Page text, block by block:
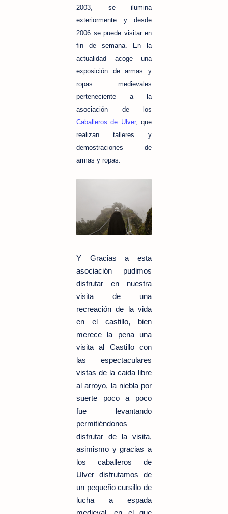
2003, se ilumina
exteriormente y desde
2006 se puede visitar en
fin de semana. En la
actualidad acoge una
exposición de armas y
ropas medievales
perteneciente a la
asociación de los
Caballeros de Ulver, que
realizan talleres y
demostraciones de
armas y ropas.
Y Gracias a esta
asociación pudimos
disfrutar en nuestra
visita de una
recreación de la vida
en el castillo, bien
merece la pena una
visita al Castillo con
las espectaculares
vistas de la caida libre
al arroyo, la niebla por
suerte poco a poco
fue levantando
permitiéndonos
disfrutar de la visita,
asimismo y gracias a
los caballeros de
Ulver disfrutamos de
un pequeño cursillo de
lucha a espada